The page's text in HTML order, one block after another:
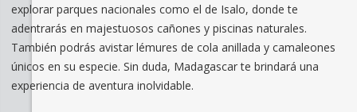
explorar parques nacionales como el de Isalo, donde te
adentrarás en majestuosos cañones y piscinas naturales.
También podrás avistar lémures de cola anillada y camaleones
únicos en su especie. Sin duda, Madagascar te brindará una
experiencia de aventura inolvidable.